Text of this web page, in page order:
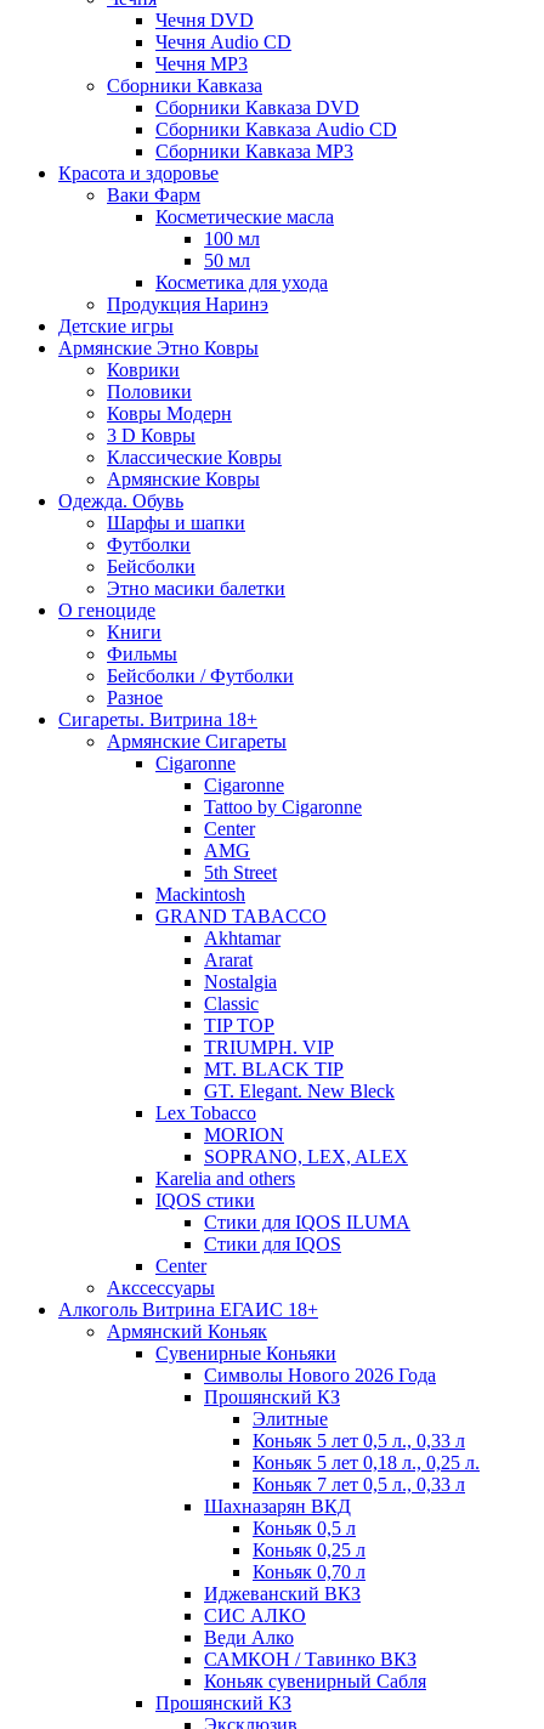
Чечня DVD
Чечня Audio CD
Чечня MP3
Сборники Кавказа
Сборники Кавказа DVD
Сборники Кавказа Audio CD
Сборники Кавказа MP3
Красота и здоровье
Ваки Фарм
Косметические масла
100 мл
50 мл
Косметика для ухода
Продукция Наринэ
Детские игры
Армянские Этно Ковры
Коврики
Половики
Ковры Модерн
3 D Ковры
Классические Ковры
Армянские Ковры
Одежда. Обувь
Шарфы и шапки
Футболки
Бейсболки
Этно масики балетки
О геноциде
Книги
Фильмы
Бейсболки / Футболки
Разное
Сигареты. Витрина 18+
Армянские Сигареты
Cigaronne
Cigaronne
Tattoo by Cigaronne
Center
AMG
5th Street
Mackintosh
GRAND TABACCO
Akhtamar
Ararat
Nostalgia
Classic
TIP TOP
TRIUMPH. VIP
MT. BLACK TIP
GT. Elegant. New Bleck
Lex Tobacco
MORION
SOPRANO, LEX, ALEX
Karelia and others
IQOS стики
Стики для IQOS ILUMA
Стики для IQOS
Сenter
Акссессуары
Алкоголь Витрина ЕГАИС 18+
Армянский Коньяк
Сувенирные Коньяки
Символы Нового 2026 Года
Прошянский КЗ
Элитные
Коньяк 5 лет 0,5 л., 0,33 л
Коньяк 5 лет 0,18 л., 0,25 л.
Коньяк 7 лет 0,5 л., 0,33 л
Шахназарян ВКД
Коньяк 0,5 л
Коньяк 0,25 л
Коньяк 0,70 л
Иджеванский ВКЗ
СИС АЛКО
Веди Алко
САМКОН / Тавинко ВКЗ
Коньяк сувенирный Сабля
Прошянский КЗ
Эксклюзив